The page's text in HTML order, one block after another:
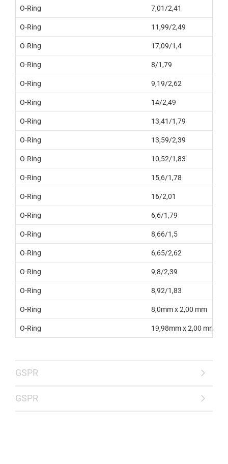
O-Ring 7,01/2,41
O-Ring 11,99/2,49
O-Ring 17,09/1,4
O-Ring 8/1,79
O-Ring 9,19/2,62
O-Ring 14/2,49
O-Ring 13,41/1,79
O-Ring 13,59/2,39
O-Ring 10,52/1,83
O-Ring 15,6/1,78
O-Ring 16/2,01
O-Ring 6,6/1,79
O-Ring 8,66/1,5
O-Ring 6,65/2,62
O-Ring 9,8/2,39
O-Ring 8,92/1,83
O-Ring 8,0mm x 2,00 mm
O-Ring 19,98mm x 2,00 mm
GSPR
GSPR